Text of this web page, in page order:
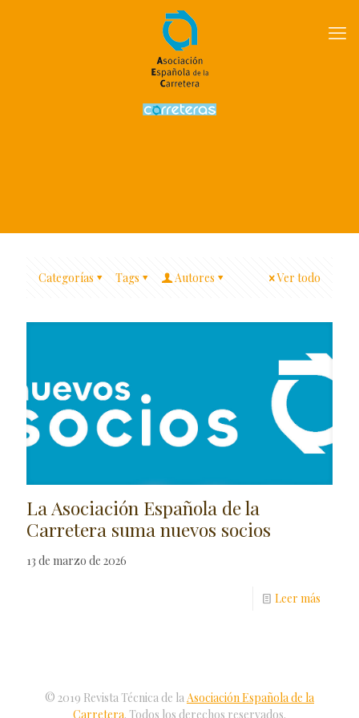
Categorías Tags Autores Ver todo
La Asociación Española de la
Carretera suma nuevos socios
13 de marzo de 2026
Leer más
© 2019 Revista Técnica de laAsociación Española de la
Carretera. Todos los derechos reservados.